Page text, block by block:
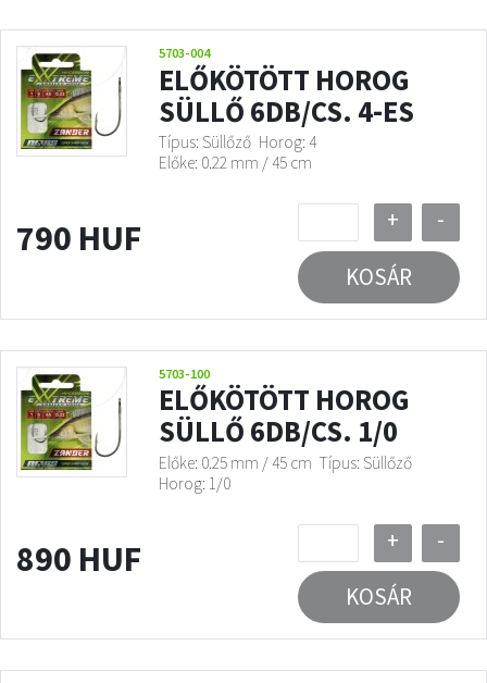
5703-004
ELŐKÖTÖTT HOROG
SÜLLŐ 6DB/CS. 4-ES
Típus: Süllőző Horog: 4
Előke: 0.22 mm / 45 cm
790 HUF +
-
KOSÁR
5703-100
ELŐKÖTÖTT HOROG
SÜLLŐ 6DB/CS. 1/0
Előke: 0.25 mm / 45 cm Típus: Süllőző
Horog: 1/0
890 HUF +
-
KOSÁR